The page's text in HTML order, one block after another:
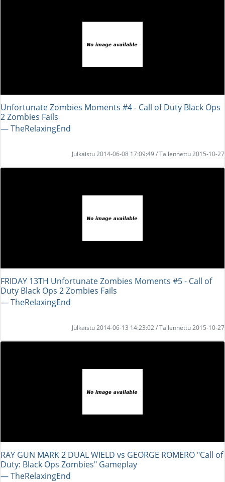
Unfortunate Zombies Moments #4 - Call of Duty Black Ops
2 Zombies Fails
― TheRelaxingEnd
Julkaistu 2014-06-08 17:09:49 / Tallennettu 2015-10-27
FRIDAY 13TH Unfortunate Zombies Moments #5 - Call of
Duty Black Ops 2 Zombies Fails
― TheRelaxingEnd
Julkaistu 2014-06-13 14:23:02 / Tallennettu 2015-10-27
RAY GUN MARK 2 DUAL WIELD vs GEORGE ROMERO "Call of
Duty: Black Ops Zombies" Gameplay
― TheRelaxingEnd